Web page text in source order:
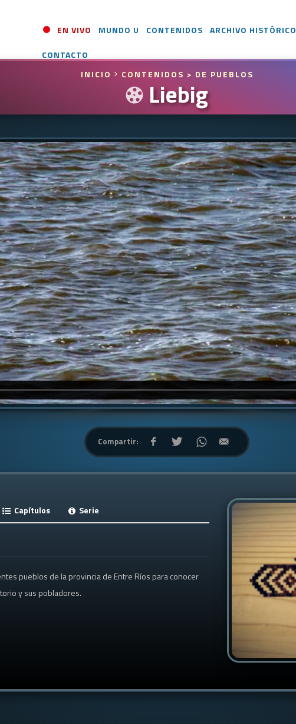
EN VIVO MUNDO U CONTENIDOS ARCHIVO HISTÓRICO
CONTACTO
INICIO
CONTENIDOS > DE PUEBLOS
Liebig
Compartir:
Capítulos Serie
pueblos de la provincia de Entre Ríos para conocer
y sus pobladores.